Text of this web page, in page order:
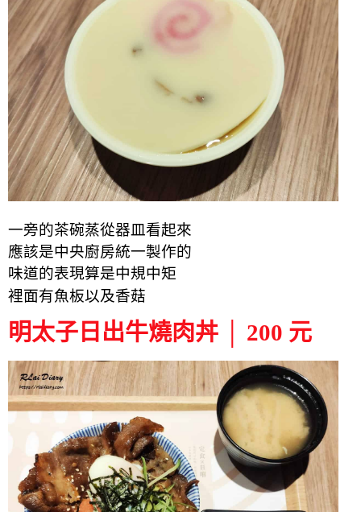
一旁的茶碗蒸從器皿看起來
應該是中央廚房統一製作的
味道的表現算是中規中矩
裡面有魚板以及香菇
明太子日出牛燒肉丼 │ 200 元